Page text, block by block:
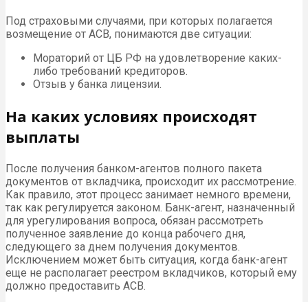
Под страховыми случаями, при которых полагается
возмещение от АСВ, понимаются две ситуации:
Мораторий от ЦБ РФ на удовлетворение каких-
либо требований кредиторов.
Отзыв у банка лицензии.
На каких условиях происходят
выплаты
После получения банком-агентов полного пакета
документов от вкладчика, происходит их рассмотрение.
Как правило, этот процесс занимает немного времени,
так как регулируется законом. Банк-агент, назначенный
для урегулирования вопроса, обязан рассмотреть
полученное заявление до конца рабочего дня,
следующего за днем получения документов.
Исключением может быть ситуация, когда банк-агент
еще не располагает реестром вкладчиков, который ему
должно предоставить АСВ.